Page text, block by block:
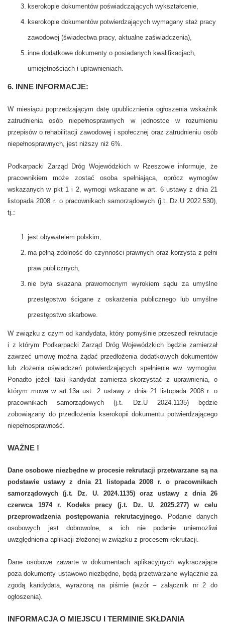
kserokopie dokumentów poświadczających wykształcenie,
kserokopie dokumentów potwierdzających wymagany staż pracy
zawodowej (świadectwa pracy, aktualne zaświadczenia),
inne dodatkowe dokumenty o posiadanych kwalifikacjach,
umiejętnościach i uprawnieniach.
6. INNE INFORMACJE:
W miesiącu poprzedzającym datę upublicznienia ogłoszenia wskaźnik
zatrudnienia osób niepełnosprawnych w jednostce w rozumieniu
przepisów o rehabilitacji zawodowej i społecznej oraz zatrudnieniu osób
niepełnosprawnych, jest niższy niż 6%.
Podkarpacki Zarząd Dróg Wojewódzkich w Rzeszowie informuje, że
pracownikiem może zostać osoba spełniająca, oprócz wymogów
wskazanych w pkt 1 i 2, wymogi wskazane w art. 6 ustawy z dnia 21
listopada 2008 r. o pracownikach samorządowych (j.t. Dz.U 2022.530),
tj.:
jest obywatelem polskim,
ma pełną zdolność do czynności prawnych oraz korzysta z pełni
praw publicznych,
nie była skazana prawomocnym wyrokiem sądu za umyślne
przestępstwo ścigane z oskarżenia publicznego lub umyślne
przestępstwo skarbowe.
W związku z czym od kandydata, który pomyślnie przeszedł rekrutacje
i z którym Podkarpacki Zarząd Dróg Wojewódzkich będzie zamierzał
zawrzeć umowę można żądać przedłożenia dodatkowych dokumentów
lub złożenia oświadczeń potwierdzających spełnienie ww. wymogów.
Ponadto jeżeli taki kandydat zamierza skorzystać z uprawnienia, o
którym mowa w art.13a ust. 2 ustawy z dnia 21 listopada 2008 r. o
pracownikach samorządowych (j.t. Dz.U 2024.1135) będzie
zobowiązany do przedłożenia kserokopii dokumentu potwierdzającego
niepełnosprawność.
WAŻNE !
Dane osobowe niezbędne w procesie rekrutacji przetwarzane są na
podstawie ustawy z dnia21 listopada 2008 r. o pracownikach
samorządowych (j.t. Dz. U. 2024.1135) oraz ustawy z dnia 26
czerwca 1974 r. Kodeks pracy (j.t. Dz. U. 2025.277) w celu
przeprowadzenia postępowania rekrutacyjnego.
Podanie danych
osobowych jest dobrowolne, a ich nie podanie uniemożliwi
uwzględnienia aplikacji złożonej w związku z procesem rekrutacji.
Dane osobowe zawarte w dokumentach aplikacyjnych wykraczające
poza dokumenty ustawowo niezbędne, będą przetwarzane wyłącznie za
zgodą kandydata, wyrażoną na piśmie (wzór – załącznik nr 2 do
ogłoszenia).
INFORMACJA O MIEJSCU I TERMINIE SKŁDANIA